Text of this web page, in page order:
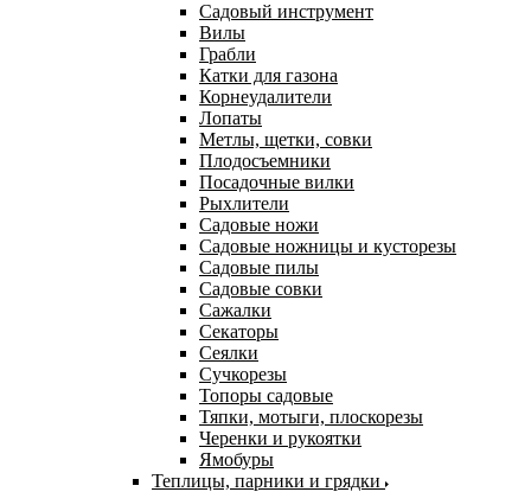
Садовый инструмент
Вилы
Грабли
Катки для газона
Корнеудалители
Лопаты
Метлы, щетки, совки
Плодосъемники
Посадочные вилки
Рыхлители
Садовые ножи
Садовые ножницы и кусторезы
Садовые пилы
Садовые совки
Сажалки
Секаторы
Сеялки
Сучкорезы
Топоры садовые
Тяпки, мотыги, плоскорезы
Черенки и рукоятки
Ямобуры
Теплицы, парники и грядки